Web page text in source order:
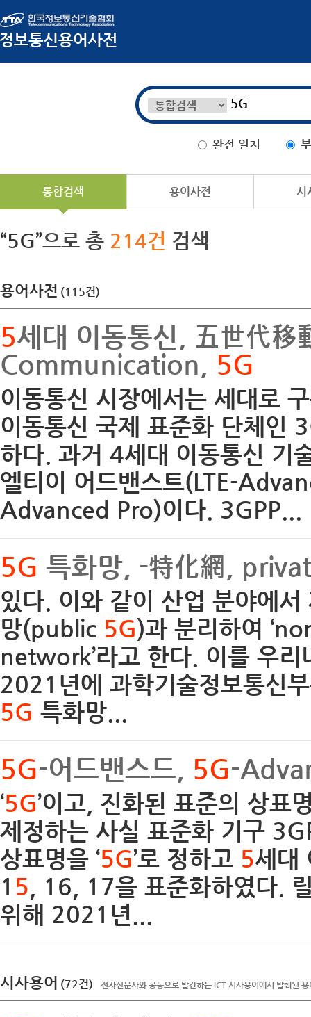
완전 일치
통합검색 용어사전 시
“5G”으로 총 214건 검색
용어사전 (115건)
5세대 이동통신, 五世代
Communication, 5G
이동통신 시장에서는 세대로
이동통신 국제 표준화 단체인
하다. 과거 4세대 이동통신 기
엘티이 어드밴스트(LTE-
Advanced Pro)이다. 3GPP...
5G 특화망, -特化網,
있다. 이와 같이 산업 분야에
망(public 5G)과 분리하여
network’라고 한다. 이를 우리
2021년에 과학기술정보통신
5G 특화망...
5G-어드밴스드, 5G-
‘5G’이고, 진화된 표준의 상표
제정하는 사실 표준화 기구
상표명을 ‘5G’로 정하고 5세대
1 5, 16, 17을 표준화하였다.
위해 2021년...
시사용어 (72건) 전자신문사와 공동으로 발간하는 ICT 시사용어에서 발췌된